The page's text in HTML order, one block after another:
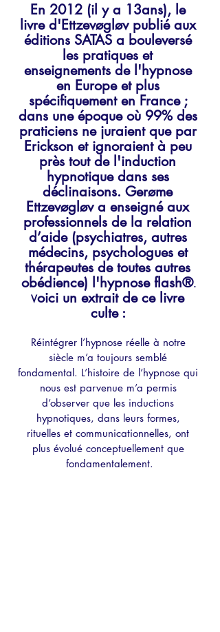
En 2012 (il y a 13ans), le
livre d'Ettzevøgløv publié aux
éditions SATAS a bouleversé
les pratiques et
enseignements de l'hypnose
en Europe et plus
spécifiquement en France ;
dans une époque où 99% des
praticiens ne juraient que par
Erickson et ignoraient à peu
près tout de l'induction
hypnotique dans ses
déclinaisons. Gerøme
Ettzevøgløv a enseigné aux
professionnels de la relation
d’aide (psychiatres, autres
médecins, psychologues et
thérapeutes de toutes autres
obédience) l'hypnose flash®.
Voici un extrait de ce livre
culte :
Réintégrer l’hypnose réelle à notre
siècle m’a toujours semblé
fondamental. L’histoire de l’hypnose qui
nous est parvenue m’a permis
d’observer que les inductions
hypnotiques, dans leurs formes,
rituelles et communicationnelles, ont
plus évolué conceptuellement que
fondamentalement.